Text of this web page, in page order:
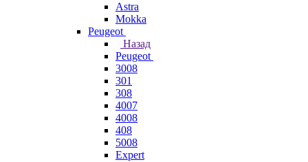
Astra
Mokka
Peugeot
Назад
Peugeot
3008
301
308
4007
4008
408
5008
Expert